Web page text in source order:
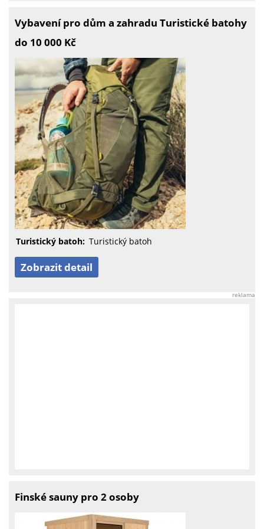
Vybavení pro dům a zahradu Turistické batohy
do 10 000 Kč
Turistický batoh: Turistický batoh
Zobrazit detail
reklama
Finské sauny pro 2 osoby